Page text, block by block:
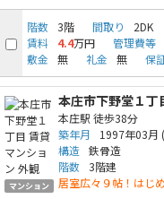
階数 3階 間取り 2DK
賃料 4.4万円 管理費等
敷金
無 礼金 無 保
マンション
本庄市下野堂１丁
本庄駅 徒歩38分
築年月
1997年03月
構造 鉄骨造
階数 3階建
居室広々９帖！はじ